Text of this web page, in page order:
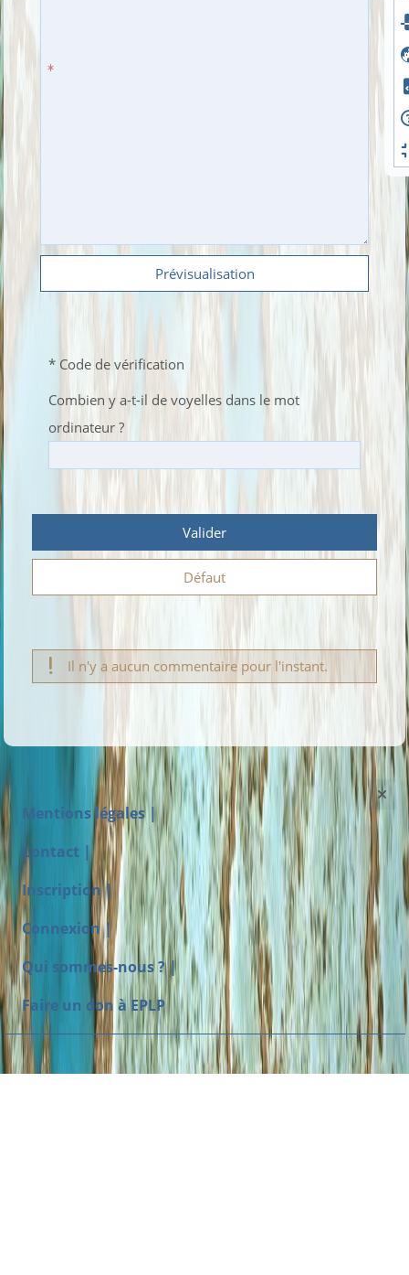
Prévisualisation
* Code de vérification
Combien y a-t-il de voyelles dans le mot
ordinateur ?
Valider
Défaut
Il n'y a aucun commentaire pour l'instant.
Mentions légales |
Contact |
Inscription |
Connexion |
Qui sommes-nous ? |
Faire un don à EPLP